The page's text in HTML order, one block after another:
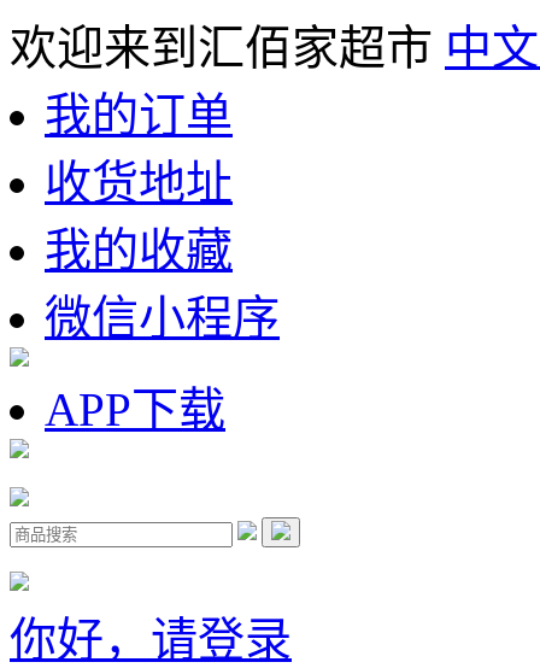
欢迎来到汇佰家超市 中
我的订单
收货地址
我的收藏
微信小程序
APP下载
你好，请登录